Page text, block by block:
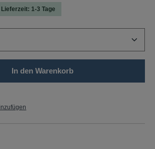
1-3 Tage
Gib den gewünschten Wert ein
In den Warenkorb